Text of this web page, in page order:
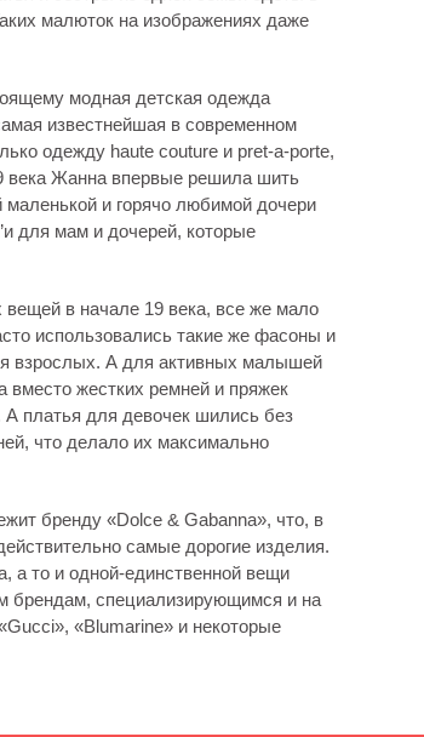
малюток на изображениях даже
модная детская одежда
известнейшая в современном
одежду haute couture и pret-a-porte,
века Жанна впервые решила шить
и горячо любимой дочери
для мам и дочерей, которые
вещей в начале 19 века, все же мало
использовались такие же фасоны и
взрослых. А для активных малышей
вместо жестких ремней и пряжек
платья для девочек шились без
что делало их максимально
бренду «Dolce & Gabanna», что, в
самые дорогие изделия.
а то и одной-единственной вещи
брендам, специализирующимся и на
«Blumarine» и некоторые